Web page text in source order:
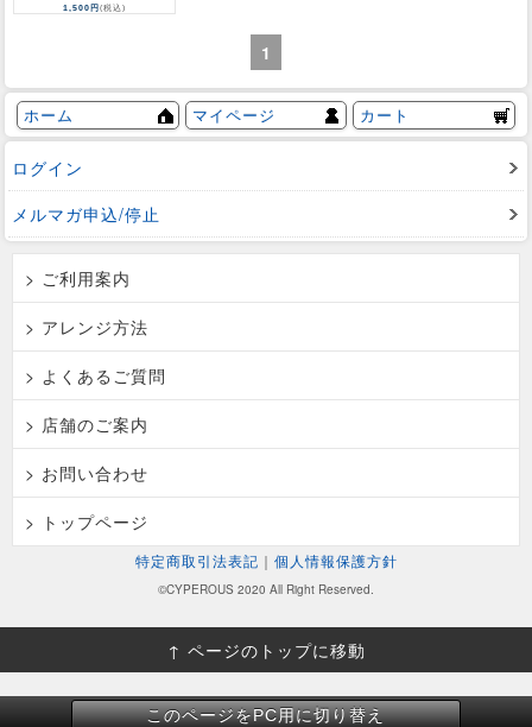
1,500円(税込)
1
ホーム マイページ カート
ログイン
メルマガ申込/停止
> ご利用案内
> アレンジ方法
> よくあるご質問
> 店舗のご案内
> お問い合わせ
> トップページ
特定商取引法表記 ｜ 個人情報保護方針
©CYPEROUS 2020 All Right Reserved.
↑ ページのトップに移動
このページをPC用に切り替え